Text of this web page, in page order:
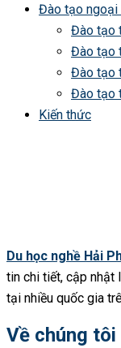
Đào tạo ngoại
Đào tạo
Đào tạo
Đào tạo
Đào tạo
Kiến thức
Du học nghề Hải
tin chi tiết, cập nhật
tại nhiều quốc gia
Về chúng tôi